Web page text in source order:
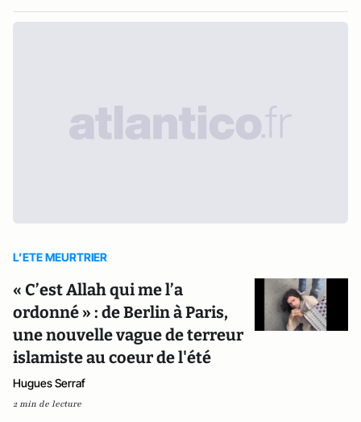
L’ETE MEURTRIER
« C’est Allah qui me l’a
ordonné » : de Berlin à Paris,
une nouvelle vague de terreur
islamiste au coeur de l'été
Hugues Serraf
2 min de lecture